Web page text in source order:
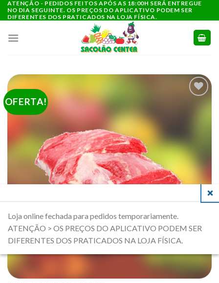
para
conteúdo
ATENÇÃO - PEDIDOS FEITOS APÓS AS 18:00H SERÁ ENTREGUE
NO DIA SEGUINTE. OS PREÇOS DO APLICATIVO PODEM SER
DIFERENTES DOS PRATICADOS NA LOJA FÍSICA.
OFERTA!
COMPRAS
Loja online fechada para pedidos temporariamente.
ATENÇÃO > OS PREÇOS DO APLICATIVO PODEM SER
DIFERENTES DOS PRATICADOS NA LOJA FÍSICA.